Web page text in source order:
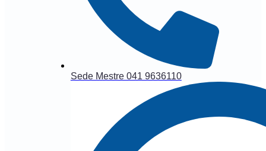
Sede Mestre 041 9636110